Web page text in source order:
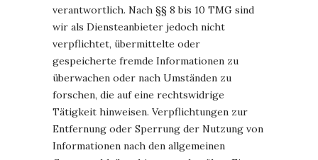
verantwortlich. Nach §§ 8 bis 10 TMG sind
wir als Diensteanbieter jedoch nicht
verpflichtet, übermittelte oder
gespeicherte fremde Informationen zu
überwachen oder nach Umständen zu
forschen, die auf eine rechtswidrige
Tätigkeit hinweisen. Verpflichtungen zur
Entfernung oder Sperrung der Nutzung von
Informationen nach den allgemeinen